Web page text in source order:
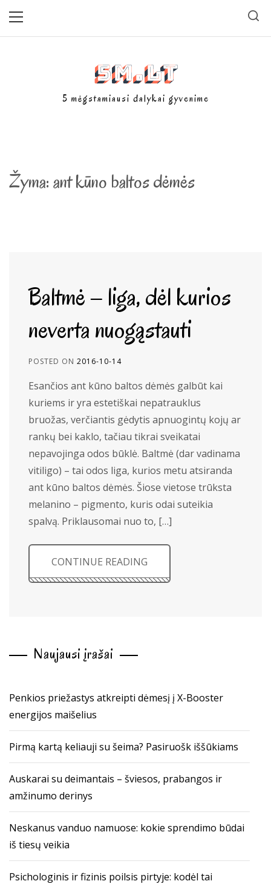
5m.lt
5 mėgstamiausi dalykai gyvenime
Žyma:ant kūno baltos dėmės
Baltmė – liga, dėl kurios
neverta nuogąstauti
POSTED ON 2016-10-14
Esančios ant kūno baltos dėmės galbūt kai
kuriems ir yra estetiškai nepatrauklus
bruožas, verčiantis gėdytis apnuogintų kojų ar
rankų bei kaklo, tačiau tikrai sveikatai
nepavojinga odos būklė. Baltmė (dar vadinama
vitiligo) – tai odos liga, kurios metu atsiranda
ant kūno baltos dėmės. Šiose vietose trūksta
melanino – pigmento, kuris odai suteikia
spalvą. Priklausomai nuo to, […]
CONTINUE READING
Naujausi įrašai
Penkios priežastys atkreipti dėmesį į X-Booster
energijos maišelius
Pirmą kartą keliauji su šeima? Pasiruošk iššūkiams
Auskarai su deimantais – šviesos, prabangos ir
amžinumo derinys
Neskanus vanduo namuose: kokie sprendimo būdai
iš tiesų veikia
Psichologinis ir fizinis poilsis pirtyje: kodėl tai